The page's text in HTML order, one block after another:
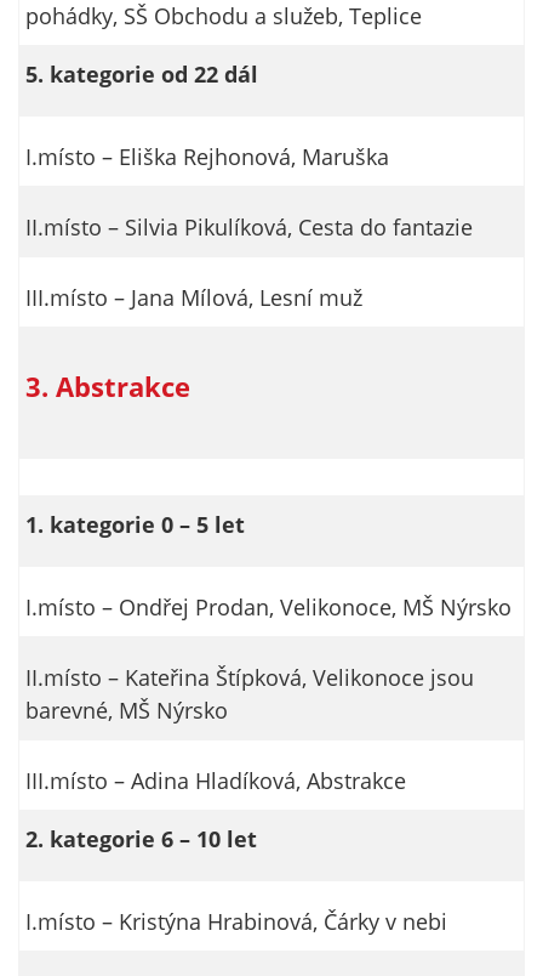
pohádky, SŠ Obchodu a služeb, Teplice
5. kategorie od 22 dál
I.místo – Eliška Rejhonová, Maruška
II.místo – Silvia Pikulíková, Cesta do fantazie
III.místo – Jana Mílová, Lesní muž
3. Abstrakce
1. kategorie 0 – 5 let
I.místo – Ondřej Prodan, Velikonoce, MŠ Nýrsko
II.místo – Kateřina Štípková, Velikonoce jsou
barevné, MŠ Nýrsko
III.místo – Adina Hladíková, Abstrakce
2. kategorie 6 – 10 let
I.místo – Kristýna Hrabinová, Čárky v nebi